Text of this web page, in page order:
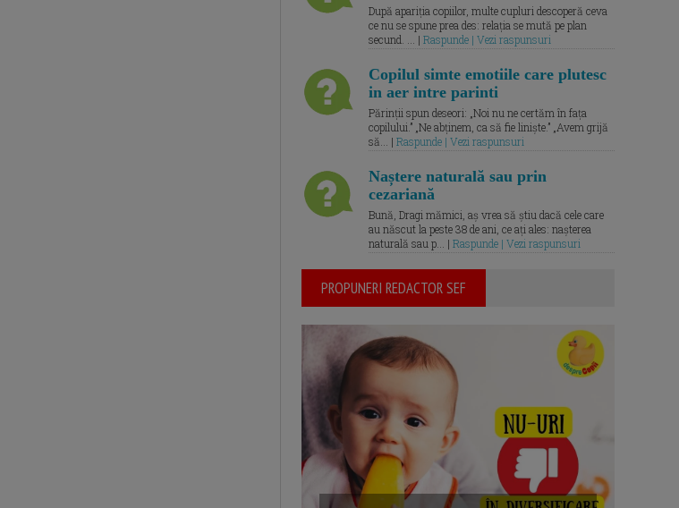
După apariția copiilor, multe cupluri descoperă ceva
ce nu se spune prea des: relația se mută pe plan
secund. ... | Raspunde | Vezi raspunsuri
Copilul simte emotiile care plutesc
in aer intre parinti
Părinții spun deseori: „Noi nu ne certăm în fața
copilului.” „Ne abținem, ca să fie liniște.” „Avem grijă
să... | Raspunde | Vezi raspunsuri
Naștere naturală sau prin
cezariană
Bună, Dragi mămici, aș vrea să știu dacă cele care
au născut la peste 38 de ani, ce ați ales: nașterea
naturală sau p... | Raspunde | Vezi raspunsuri
PROPUNERI REDACTOR SEF